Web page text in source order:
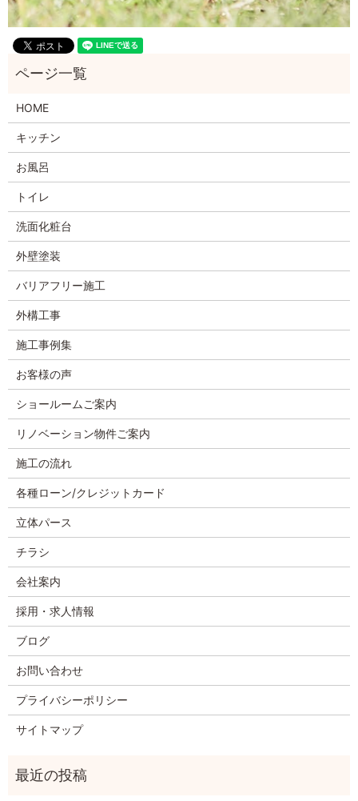
HOME
キッチン
お風呂
トイレ
洗面化粧台
外壁塗装
バリアフリー施工
外構工事
施工事例集
お客様の声
ショールームご案内
リノベーション物件ご案内
施工の流れ
各種ローン/クレジットカード
立体パース
チラシ
会社案内
採用・求人情報
ブログ
お問い合わせ
プライバシーポリシー
サイトマップ